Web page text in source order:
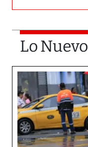
Lo Nuevo